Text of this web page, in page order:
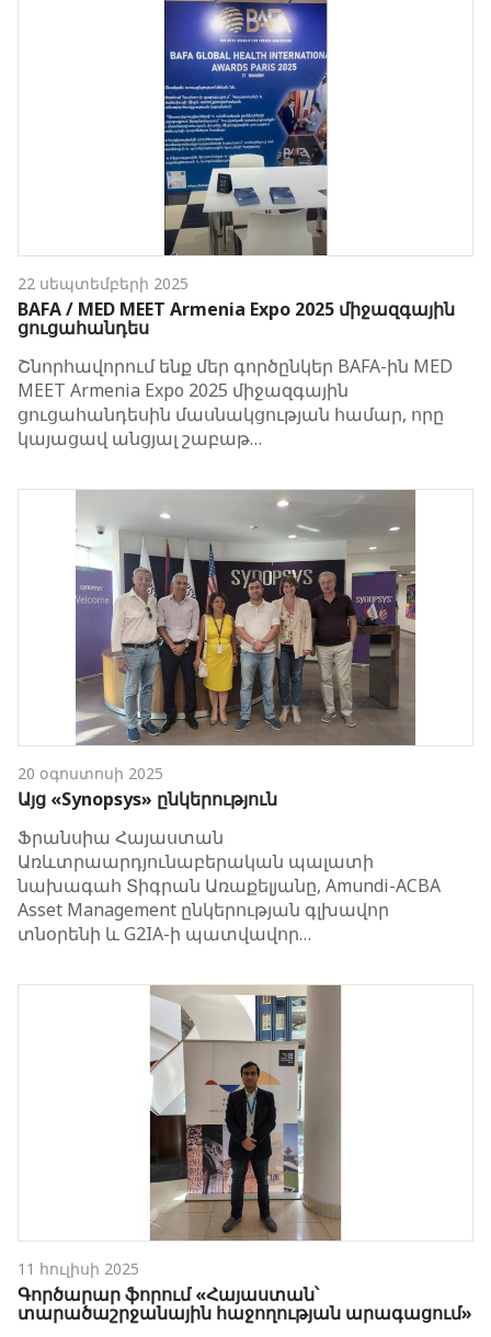
22 սեպտեմբերի 2025
BAFA / MED MEET Armenia Expo 2025 միջազգային
ցուցահանդես
Շնորհավորում ենք մեր գործընկեր BAFA-ին MED
MEET Armenia Expo 2025 միջազգային
ցուցահանդեսին մասնակցության համար, որը
կայացավ անցյալ շաբաթ…
20 օգոստոսի 2025
Այց «Synopsys» ընկերություն
Ֆրանսիա Հայաստան
Առևտրաարդյունաբերական պալատի
նախագահ Տիգրան Առաքելյանը, Amundi-ACBA
Asset Management ընկերության գլխավոր
տնօրենի և G2IA-ի պատվավոր…
11 հուլիսի 2025
Գործարար ֆորում «Հայաստան՝
տարածաշրջանային հաջողության արագացում»